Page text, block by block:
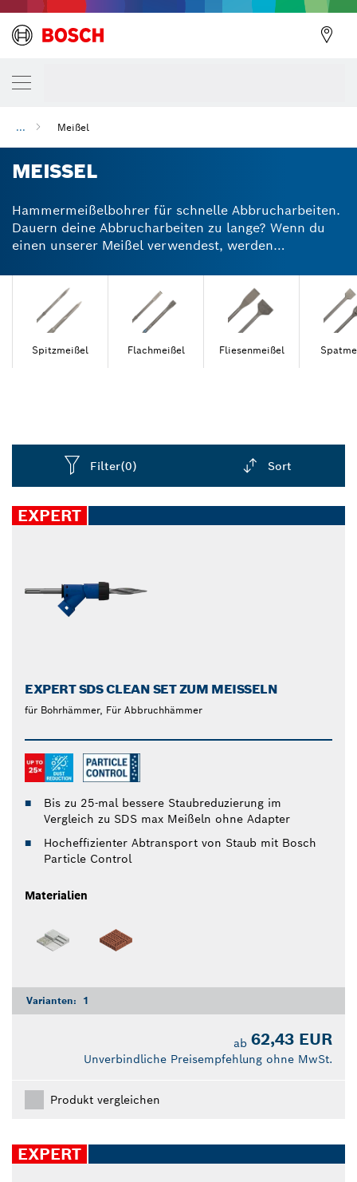
... Meißel
MEISSEL
Hammermeißelbohrer für schnelle Abbrucharbeiten.
Dauern deine Abbrucharbeiten zu lange? Wenn du
einen unserer Meißel verwendest, werden
effizienter. Bei Restaurierungs- und
Renovierungsarbeiten lassen sich Ziegel, Mörtel und
Beton möglicherweise nur schwer entfernen. Mit
unserem Spitzmeißel SDS plus oder SDS max kannst
du selbst härteste Oberflächen schnell und präzise
abtragen. Wähle einen Meißelbohrer mit Wolfram-
Spitzmeißel Flachmeißel Fliesenmeißel
Filter(0) Sort
closed
EXPERT
EXPERT SDS CLEAN SET ZUM MEISSELN
für Bohrhämmer, Für Abbruchhämmer
Bis zu 25-mal bessere Staubreduzierung im
Vergleich zu SDS max Meißeln ohne Adapter
Hocheffizienter Abtransport von Staub mit Bosch
Particle Control
Materialien
Varianten: 1
ab 62,43 EUR
Unverbindliche Preisempfehlung ohne MwSt.
Produkt vergleichen
EXPERT